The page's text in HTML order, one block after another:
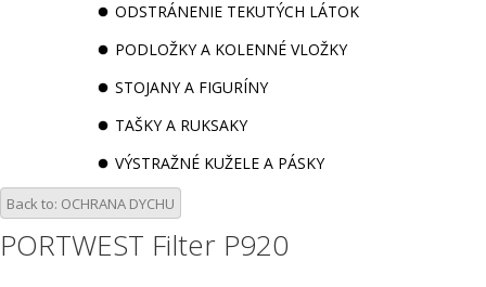
ODSTRÁNENIE TEKUTÝCH LÁTOK
PODLOŽKY A KOLENNÉ VLOŽKY
STOJANY A FIGURÍNY
TAŠKY A RUKSAKY
VÝSTRAŽNÉ KUŽELE A PÁSKY
Back to: OCHRANA DYCHU
PORTWEST Filter P920